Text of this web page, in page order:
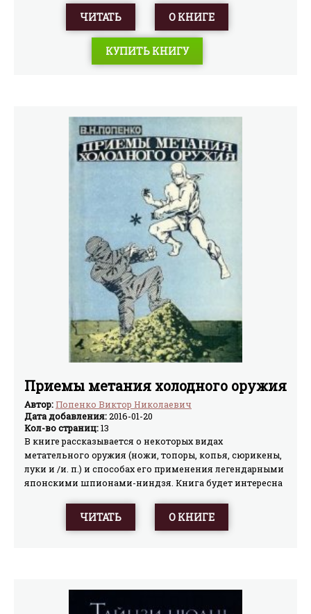
законы актуальны и сейчас, что убедительно
показывает автор на живых примерах современной
истории. Эта книга предназначена тому, кто принимает
решения. Она раскрывает принципы стратегии, выявляя
причины побед и поражений. Разбор законов на
русский. Книга будет интересна предпринимателям,
военным историкам, преподавателям, а также
широкому кругу читателей.
ЧИТАТЬ О КНИГЕ
КУПИТЬ КНИГУ
Приемы метания холодного оружия
Автор:Попенко Виктор Николаевич
Дата добавления:2016-01-20
Кол-во страниц:13
В книге рассказывается о некоторых видах
метательного оружия (ножи, топоры, копья, сюрикены,
луки и /и. п.) и способах его применения легендарными
японскими шпионами-ниндзя. Книга будет интересна
ЧИТАТЬ О КНИГЕ